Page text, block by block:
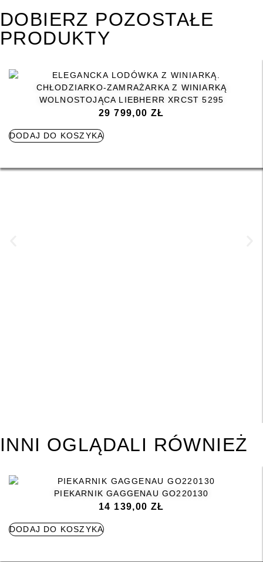
DOBIERZ POZOSTAŁE
PRODUKTY
CHŁODZIARKO-ZAMRAŻARKA Z WINIARKĄ
WOLNOSTOJĄCA LIEBHERR XRCST 5295
29 799,00ZŁ
DODAJ DO KOSZYKA
INNI OGLĄDALI RÓWNIEŻ
PIEKARNIK GAGGENAU GO220130
14 139,00ZŁ
DODAJ DO KOSZYKA